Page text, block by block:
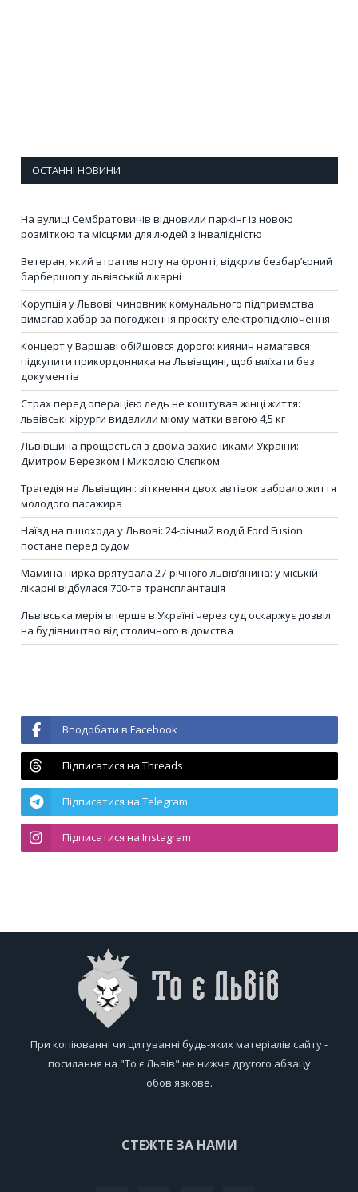
ОСТАННІ НОВИНИ
На вулиці Сембратовичів відновили паркінг із новою
розміткою та місцями для людей з інвалідністю
Ветеран, який втратив ногу на фронті, відкрив безбар’єрний
барбершоп у львівській лікарні
Корупція у Львові: чиновник комунального підприємства
вимагав хабар за погодження проєкту електропідключення
Концерт у Варшаві обійшовся дорого: киянин намагався
підкупити прикордонника на Львівщині, щоб виїхати без
документів
Страх перед операцією ледь не коштував жінці життя:
львівські хірурги видалили міому матки вагою 4,5 кг
Львівщина прощається з двома захисниками України:
Дмитром Березком і Миколою Слєпком
Трагедія на Львівщині: зіткнення двох автівок забрало життя
молодого пасажира
Наїзд на пішохода у Львові: 24-річний водій Ford Fusion
постане перед судом
Мамина нирка врятувала 27-річного львів’янина: у міській
лікарні відбулася 700-та трансплантація
Львівська мерія вперше в Україні через суд оскаржує дозвіл
на будівництво від столичного відомства
Вподобати в Facebook
Підписатися на Threads
Підписатися на Telegram
Підписатися на Instagram
При копіюванні чи цитуванні будь-яких матеріалів сайту -
посилання на "То є Львів" не нижче другого абзацу
обов'язкове.
СТЕЖТЕ ЗА НАМИ